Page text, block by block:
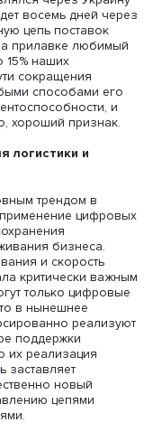
школе бизнеса
Мы рады,
могут работать
они
до конца, и это
В
цепями поставок
как никогда
основным
Но насколько
и услуги в
же быстро и
срывы,
миазмы»
поставок никто не
все друг от друга
цепями
Именно от них в
решений по